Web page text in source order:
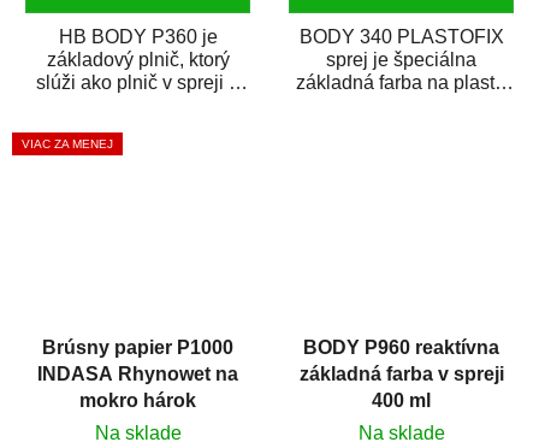
HB BODY P360 je
základový plnič, ktorý
slúži ako plnič v spreji a
zároveň. HB BODY...
BODY 340 PLASTOFIX
sprej je špeciálna
základná farba na plasty,
VIAC ZA MENEJ
Brúsny papier P1000
INDASA Rhynowet na
mokro hárok
Na sklade
BODY P960 reaktívna
základná farba v spreji
400 ml
Na sklade